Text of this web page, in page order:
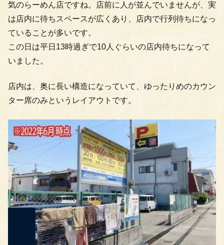
気のらーめん店ですね。店前に人が並んでいませんが、実
は店内に待ちスペースが広くあり、店内で行列待ちになっ
ていることが多いです。
この日は平日13時過ぎで10人ぐらいの店内待ちになって
いました。
店内は、奥に長い構造になっていて、ゆったりめのカウン
ター席のみというレイアウトです。